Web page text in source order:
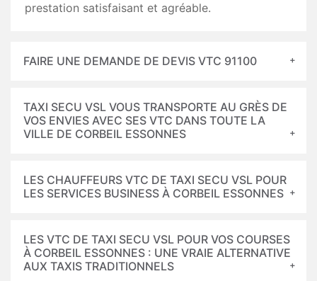
prestation satisfaisant et agréable.
FAIRE UNE DEMANDE DE DEVIS VTC 91100
TAXI SECU VSL VOUS TRANSPORTE AU GRÈS DE
VOS ENVIES AVEC SES VTC DANS TOUTE LA
VILLE DE CORBEIL ESSONNES
LES CHAUFFEURS VTC DE TAXI SECU VSL POUR
LES SERVICES BUSINESS À CORBEIL ESSONNES
LES VTC DE TAXI SECU VSL POUR VOS COURSES
À CORBEIL ESSONNES : UNE VRAIE ALTERNATIVE
AUX TAXIS TRADITIONNELS